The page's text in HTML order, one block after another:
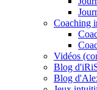
Coaching
Vidéos
Blog
Blog